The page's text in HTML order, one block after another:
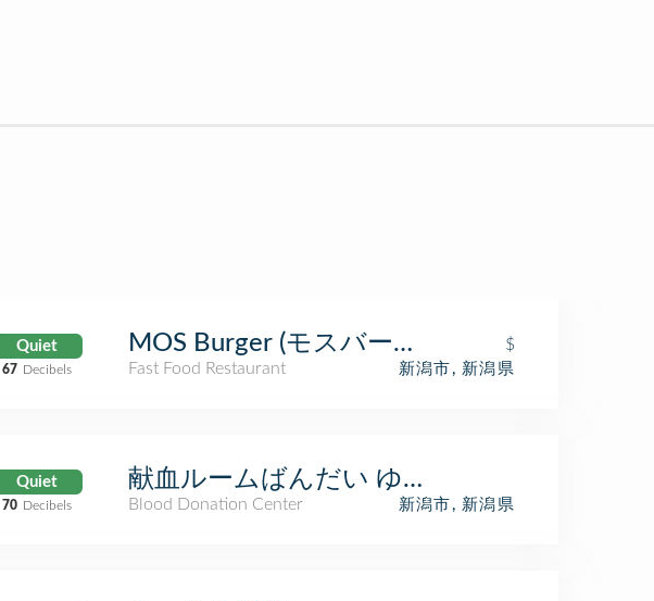
Quiet
67 Decibels
MOS Burger (モスバーガー)
$
Fast Food Restaurant
新潟市, 新潟県
Quiet
70 Decibels
献血ルームばんだい ゆとりろ
Blood Donation Center 新潟市, 新潟県